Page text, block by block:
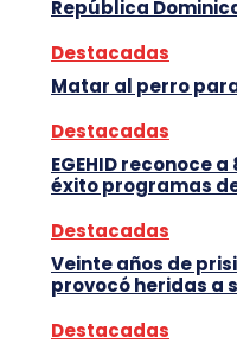
República
Destacadas
Matar al perro
Destacadas
EGEHID reconoce
éxito programas
Destacadas
Veinte años de
provocó heridas a
Destacadas